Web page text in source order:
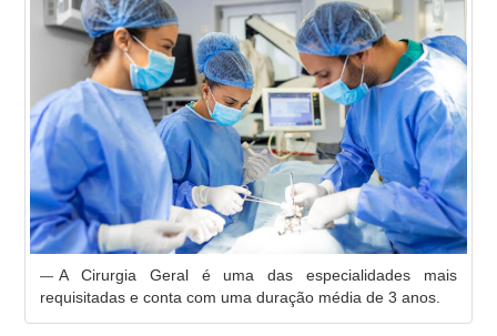
A Cirurgia Geral é uma das especialidades mais
requisitadas e conta com uma duração média de 3 anos.